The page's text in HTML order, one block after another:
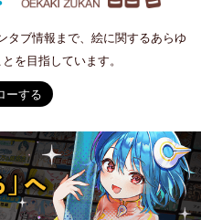
タブ情報まで、絵に関するあらゆ
を目指しています。